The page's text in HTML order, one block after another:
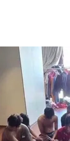
ធ្ងន់ធ្ងរ ពាក់ព័ន្ធ
លោក យ៉ែម បុញ្ញឫទ្
ម សុខា ពាក់ព័ន្ធ
ាស នី មានប្រសាស
ហ្នឹងជាសិទ្ធិសាមញ្
ពិសេសទទួលបន្ទុកសិ
ែលកំពុងរងការរំល
ាយ រួមទាំងបម្រាម
ែមលោក កឹម សុខា